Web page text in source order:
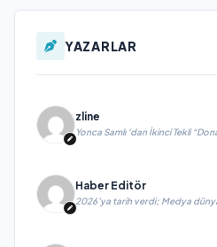
YAZARLAR
zline
Yonca Samlı ‘dan İkinci Tekli
Haber Editör
2026’ya tarih verdi; Medya